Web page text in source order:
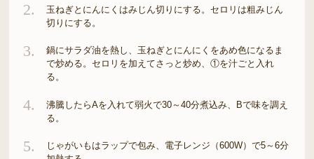
2.
玉ねぎとにんにくはみじん切りにする。セロリは粗みじん
切りにする。
3.
鍋にサラダ油を熱し、玉ねぎとにんにくをあめ色になるま
で炒める。セロリを加えてさっと炒め、①を汁ごと入れ
る。
4.
沸騰したらAを入れて弱火で30～40分煮込み、Bで味を調え
る。
5.
じゃがいもはラップで包み、電子レンジ（600W）で5～6分